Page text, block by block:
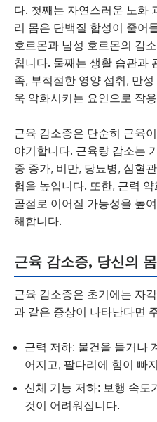
다. 첫째는 자연스러운 노화
리 몸은 단백질 합성이 줄어
호르몬과 남성 호르몬의 감
칩니다. 둘째는 생활 습관과
족, 부적절한 영양 섭취, 만
욱 악화시키는 요인으로 작
근육 감소증은 단순히 근육
야기합니다. 근육량 감소는
중 증가, 비만, 당뇨병, 심혈
험을 높입니다. 또한, 근력
골절로 이어질 가능성을 높
해합니다.
근육 감소증, 당신의
근육 감소증은 초기에는 자
과 같은 증상이 나타난다면
근력 저하: 물건을 들거나
어지고, 팔다리에 힘이 빠
신체 기능 저하: 보행 속도
것이 어려워집니다.